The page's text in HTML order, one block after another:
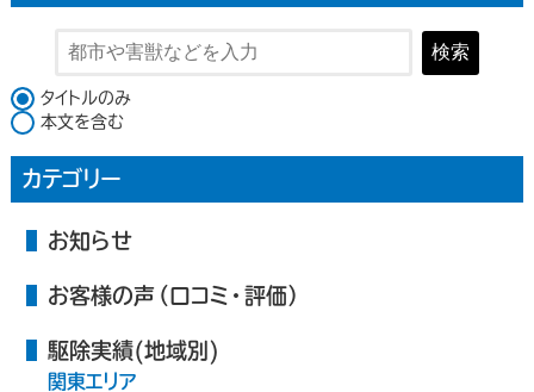
検索
検索対象
タイトルのみ
本文を含む
カテゴリー
お知らせ
お客様の声（口コミ・評価）
駆除実績(地域別)
関東エリア